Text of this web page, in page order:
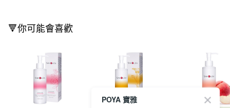
🔻你可能會喜歡
POYA 寶雅